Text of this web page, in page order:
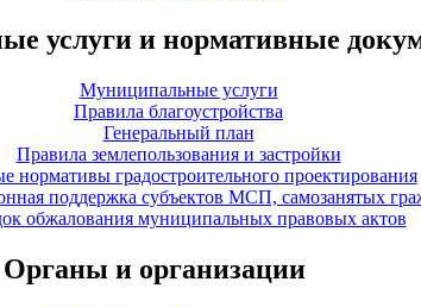
услуги и нормативные
Муниципальные услуги
Правила благоустройства
Генеральный план
Правила землепользования и застройки
нормативы градостроительного проектирования
поддержка субъектов МСП, самозанятых
обжалования муниципальных правовых актов
Органы и организации